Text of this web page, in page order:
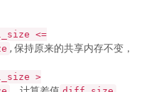
<=
, 保持原来的共享内存不变，
>